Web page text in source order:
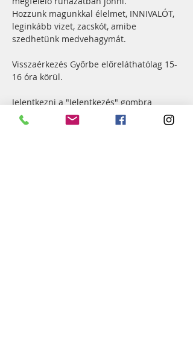
Hozzunk magunkkal élelmet, INNIVALÓT,
leginkább vizet, zacskót, amibe
szedhetünk medvehagymát.
Visszaérkezés Győrbe előreláthatólag 15-
16 óra körül.
Jelentkezni a "Jelentkezés" gombra
kattintva lehet március 19. csütörtök
estig. Aki tud autós segítséget vállalni,